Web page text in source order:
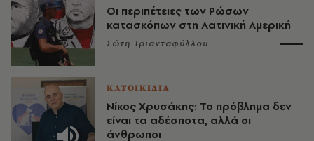
Οι περιπέτειες των Ρώσων
κατασκόπων στη Λατινική Αμερική
Σώτη Τριανταφύλλου
ΚΑΤΟΙΚΙΔΙΑ
Νίκος Χρυσάκης: Το πρόβλημα δεν
είναι τα αδέσποτα, αλλά οι
άνθρωποι